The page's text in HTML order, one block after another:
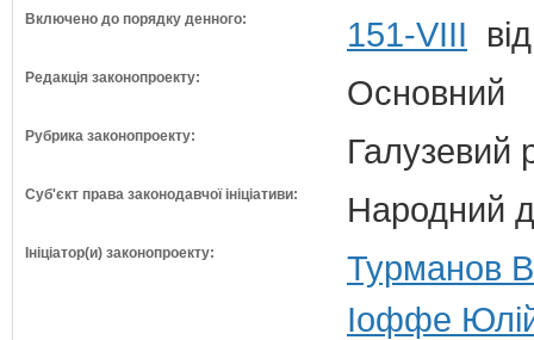
Включено до порядку денного: 151-VIII
Редакція законопроекту: Основний
Рубрика законопроекту: Галузевий
Суб'єкт права законодавчої ініціативи: Народний
Ініціатор(и) законопроекту:
Турманов
Іоффе